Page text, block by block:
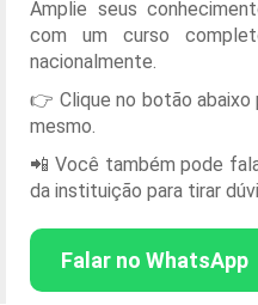
Amplie seus
com um curso
nacionalmente.
👉 Clique no botão abaixo
mesmo.
📲 Você também pode
da instituição para tirar
Falar no WhatsApp